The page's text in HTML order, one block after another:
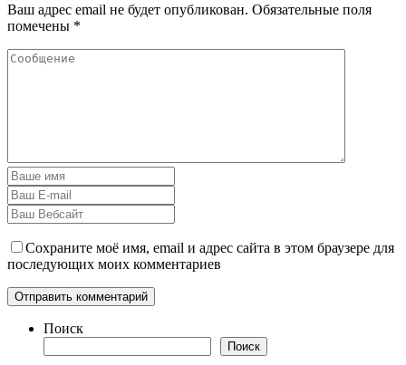
Ваш адрес email не будет опубликован. Обязательные поля
помечены *
Сохраните моё имя, email и адрес сайта в этом браузере для
последующих моих комментариев
Поиск
Поиск